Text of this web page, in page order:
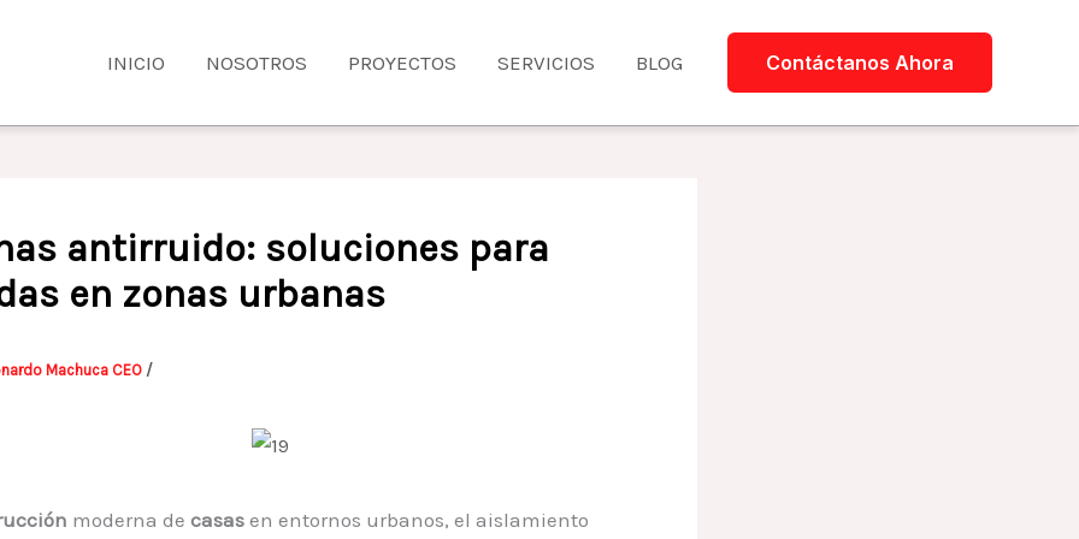
INICIO NOSOTROS PROYECTOS SERVICIOS BLOG Contáctanos Ahora
antirruido: soluciones para
en zonas urbanas
Machuca CEO /
moderna de casas en entornos urbanos, el aislamiento